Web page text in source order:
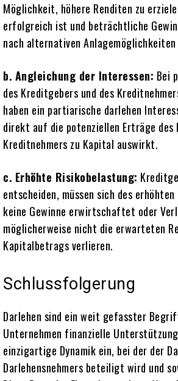
Möglichkeit, höhere Renditen zu
erfolgreich ist und beträchtliche
nach alternativen
b. Angleichung der Interessen: Bei
des Kreditgebers und des
haben ein partiarische darlehen
direkt auf die potenziellen Erträge des
Kreditnehmers zu Kapital auswirkt.
c. Erhöhte Risikobelastung:
entscheiden, müssen sich des
keine Gewinne erwirtschaftet oder
möglicherweise nicht die erwarteten
Kapitalbetrags verlieren.
Schlussfolgerung
Darlehen sind ein weit gefasster
Unternehmen finanzielle
einzigartige Dynamik ein, bei der der
Darlehensnehmers beteiligt wird und